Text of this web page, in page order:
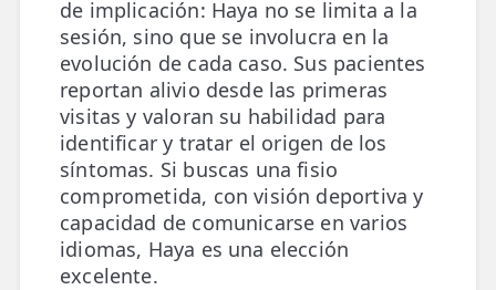
😧 Fisioterapia ATM
🦴 Osteopatía
🫶 Suelo Pélvico
💆 Masajes Madrid
🏅 Fisioterapia Deportiva
🧠 Fisioterapia Neurológica
de implicación: Haya no se limita a la
sesión, sino que se involucra en la
evolución de cada caso. Sus pacientes
reportan alivio desde las primeras
visitas y valoran su habilidad para
identificar y tratar el origen de los
síntomas. Si buscas una fisio
comprometida, con visión deportiva y
capacidad de comunicarse en varios
idiomas, Haya es una elección
excelente.